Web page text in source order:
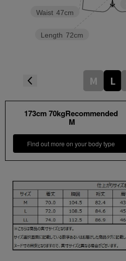
Length 72cm
Waist 47cm
M L
173cm 70kgRecommended
M
Find out more on your body type